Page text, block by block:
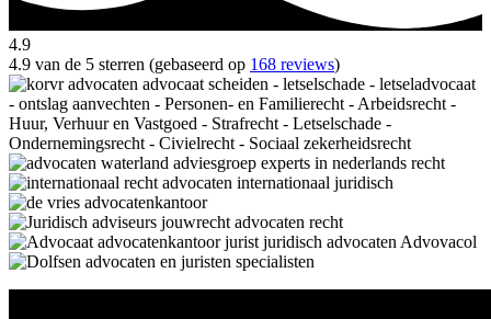
4.9
4.9 van de 5 sterren (gebaseerd op 168 reviews)